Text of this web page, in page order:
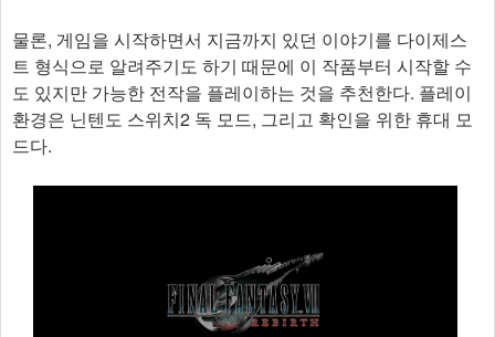
물론, 게임을 시작하면서 지금까지 있던 이야기를 다이제스
트 형식으로 알려주기도 하기 때문에 이 작품부터 시작할 수
도 있지만 가능한 전작을 플레이하는 것을 추천한다. 플레이
환경은 닌텐도 스위치2 독 모드, 그리고 확인을 위한 휴대 모
드다.